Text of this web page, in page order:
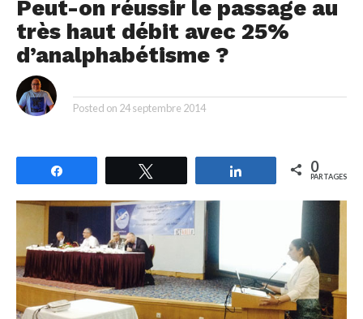
Peut-on réussir le passage au
très haut débit avec 25%
d’analphabétisme ?
Posted on 24 septembre 2014
Partagez 0
PARTAGES